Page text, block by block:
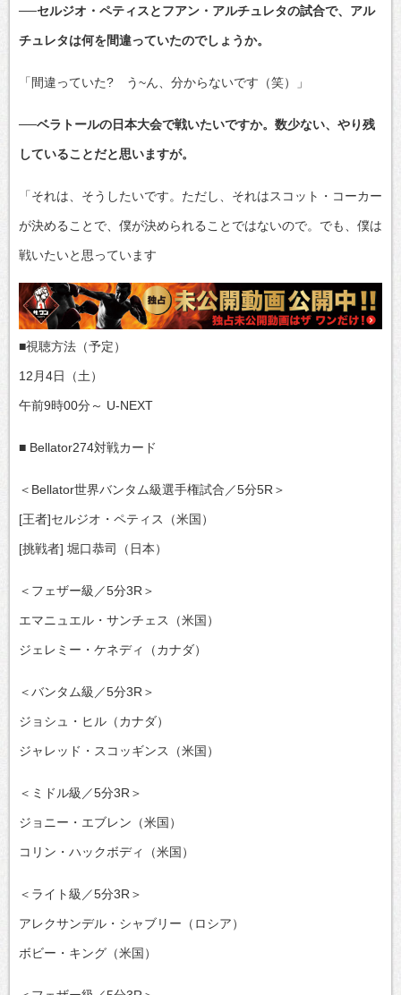
──セルジオ・ペティスとフアン・アルチュレタの試合で、アル
チュレタは何を間違っていたのでしょうか。
「間違っていた? う~ん、分からないです（笑）」
──ベラトールの日本大会で戦いたいですか。数少ない、やり残
していることだと思いますが。
「それは、そうしたいです。ただし、それはスコット・コーカー
が決めることで、僕が決められることではないので。でも、僕は
戦いたいと思っています
■視聴方法（予定）
12月4日（土）
午前9時00分～ U-NEXT
■ Bellator274対戦カード
＜Bellator世界バンタム級選手権試合／5分5R＞
[王者]セルジオ・ペティス（米国）
[挑戦者] 堀口恭司（日本）
＜フェザー級／5分3R＞
エマニュエル・サンチェス（米国）
ジェレミー・ケネディ（カナダ）
＜バンタム級／5分3R＞
ジョシュ・ヒル（カナダ）
ジャレッド・スコッギンス（米国）
＜ミドル級／5分3R＞
ジョニー・エブレン（米国）
コリン・ハックボディ（米国）
＜ライト級／5分3R＞
アレクサンデル・シャブリー（ロシア）
ボビー・キング（米国）